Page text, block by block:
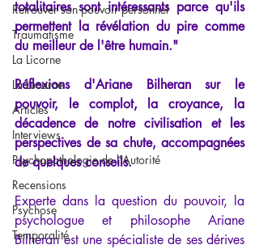
Retrouver son pouvoir personnel
Traumatisme
La Licorne
La Lucarne
Articles
Interviews
Psychopathologie de l'Autorité
Recensions
Psychose
Temporalité
totalitaires sont intéressants parce qu'ils
permettent la révélation du pire comme
du meilleur de l'être humain."
Réflexions d'Ariane Bilheran sur le
pouvoir, le complot, la croyance, la
décadence de notre civilisation et les
perspectives de sa chute, accompagnées
de quelques conseils.
Experte dans la question du pouvoir, la
psychologue et philosophe Ariane
Bilheran est une spécialiste de ses dérives